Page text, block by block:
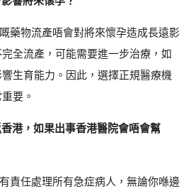
藥物流產唔會對將來懷孕造成長遠影
全流產，可能需要進一步治療，如
生育能力。因此，選擇正規醫療機
要。
港，如果出事香港醫院會唔會幫
責任處理所有急症病人，無論你喺邊